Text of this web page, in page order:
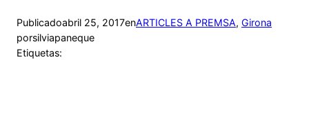
Publicadoabril 25, 2017enARTICLES A PREMSA, Girona
porsilviapaneque
Etiquetas: